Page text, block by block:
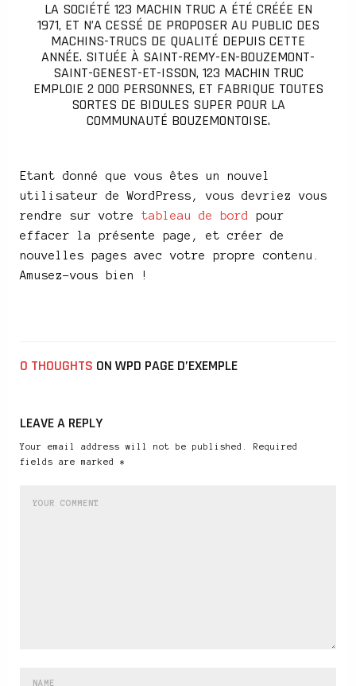
LA SOCIÉTÉ 123 MACHIN TRUC A ÉTÉ CRÉÉE EN
1971, ET N’A CESSÉ DE PROPOSER AU PUBLIC DES
MACHINS-TRUCS DE QUALITÉ DEPUIS CETTE
ANNÉE. SITUÉE À SAINT-REMY-EN-BOUZEMONT-
SAINT-GENEST-ET-ISSON, 123 MACHIN TRUC
EMPLOIE 2 000 PERSONNES, ET FABRIQUE TOUTES
SORTES DE BIDULES SUPER POUR LA
COMMUNAUTÉ BOUZEMONTOISE.
Etant donné que vous êtes un nouvel
utilisateur de WordPress, vous devriez vous
rendre sur votre tableau de bord
pour
effacer la présente page, et créer de
nouvelles pages avec votre propre contenu.
Amusez-vous bien !
0 THOUGHTS ON WPD PAGE D’EXEMPLE
LEAVE A REPLY
Your email address will not be published. Required
fields are marked *